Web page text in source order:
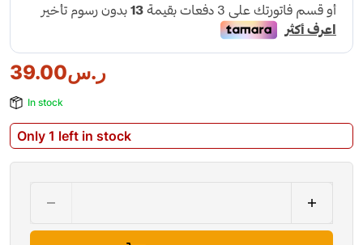
ر.س39.00
In stock
Only 1 left in stock